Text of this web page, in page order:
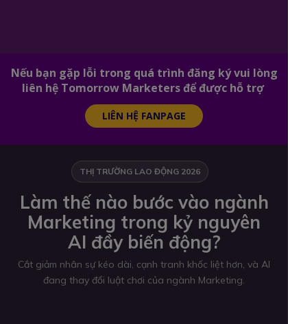
Nếu bạn gặp lỗi trong quá trình đăng ký vui lòng
liên hệ Tomorrow Marketers để được hỗ trợ
LIÊN HỆ FANPAGE
Làm thế nào bước vào ngành
Marketing trong kỷ nguyên
AI đầy biến động?
Cắt giảm nhân sự kéo dài, cạnh tranh khốc liệt hơn, và AI
đang thay đổi luật chơi của ngành Marketing.
THỊ TRƯỜNG LAO ĐỘNG 2026